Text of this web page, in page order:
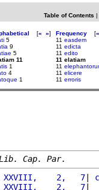
Table of Contents |
[« »]
5
9
5
11
1
4
1
Frequency [«
11 easdem
11 edicta
11 edito
11 elatiam
11
11 elicere
11 erroris
Cap. Par.
XXVIII,    2,   7|
XXVIII,    2,   7